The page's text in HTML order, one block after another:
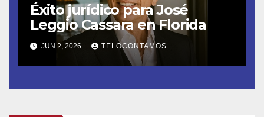
Éxito jurídico para José
Leggio Cassara en Florida
JUN 2, 2026 TELOCONTAMOS